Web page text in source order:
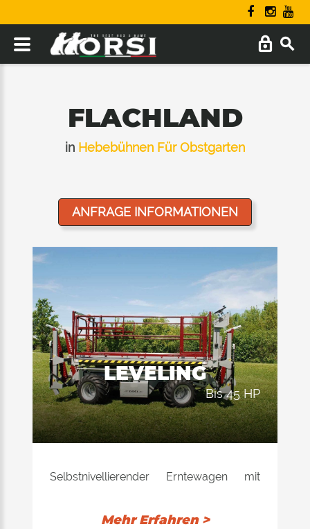
FLACHLAND
in Hebebühnen Für Obstgarten
ANFRAGE INFORMATIONEN
LEVELING
bis 45 HP
Selbstnivellierender Erntewagen mit
Differentialachsen und gleichzeitiger
Mehr Erfahren >